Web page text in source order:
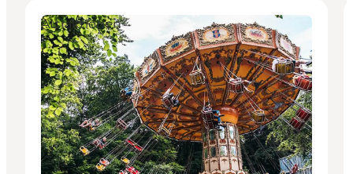
Attraktionen